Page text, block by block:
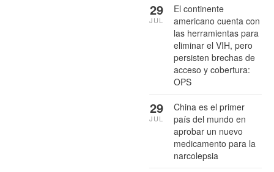
El continente
americano cuenta con
las herramientas para
eliminar el VIH, pero
persisten brechas de
acceso y cobertura:
OPS
29
JUL
China es el primer
país del mundo en
aprobar un nuevo
medicamento para la
narcolepsia
29
JUL